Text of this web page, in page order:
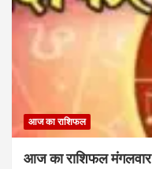
आज का राशिफल
आज का राशिफल